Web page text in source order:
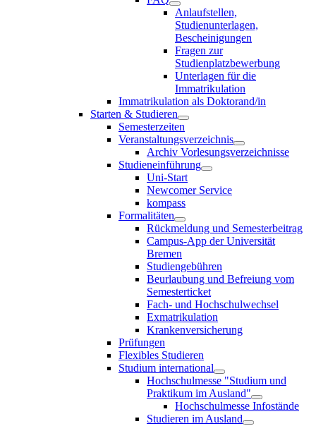
Anlaufstellen,
Studienunterlagen,
Bescheinigungen
Fragen zur
Studienplatzbewerbung
Unterlagen für die
Immatrikulation
Immatrikulation als Doktorand/in
Starten & Studieren
Semesterzeiten
Veranstaltungsverzeichnis
Archiv Vorlesungsverzeichnisse
Studieneinführung
Uni-Start
Newcomer Service
kompass
Formalitäten
Rückmeldung und Semesterbeitrag
Campus-App der Universität
Bremen
Studiengebühren
Beurlaubung und Befreiung vom
Semesterticket
Fach- und Hochschulwechsel
Exmatrikulation
Krankenversicherung
Prüfungen
Flexibles Studieren
Studium international
Hochschulmesse "Studium und
Praktikum im Ausland"
Hochschulmesse Infostände
Studieren im Ausland